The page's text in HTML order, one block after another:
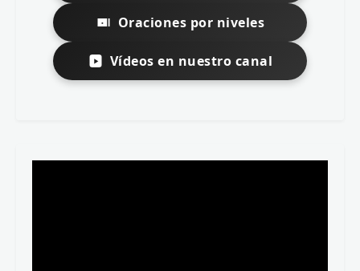
Oraciones por niveles
Vídeos en nuestro canal